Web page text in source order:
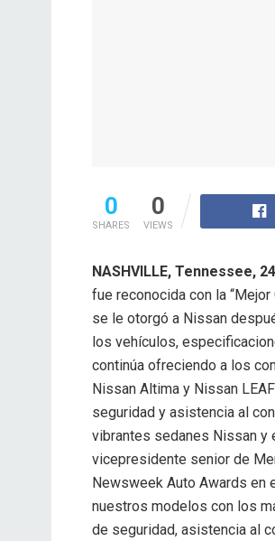
0
SHARES
0
VIEWS
NASHVILLE, Tennessee,
fue reconocida con la
se le otorgó a Nissan
los vehículos,
continúa ofreciendo a los
Nissan Altima y Nissan
seguridad y asistencia al
vibrantes sedanes Nissan y
vicepresidente senior de
Newsweek Auto Awards en
nuestros modelos con los
de seguridad, asistencia al